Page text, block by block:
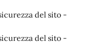
del sito -
del sito -